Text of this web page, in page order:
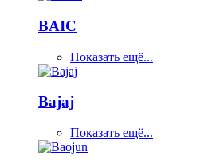
BAIC
Показать ещё...
Bajaj
Показать ещё...